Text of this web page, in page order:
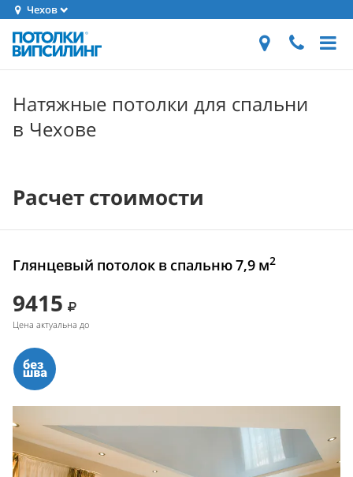
Чехов
Натяжные потолки для спальни
в Чехове
Расчет стоимости
Глянцевый потолок в спальню 7,9 м2
9415
Цена актуальна до